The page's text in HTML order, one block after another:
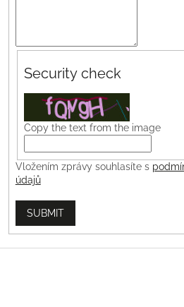
Security check
Copy the text from the image
Vložením zprávy souhlasíte s
údajů
SUBMIT